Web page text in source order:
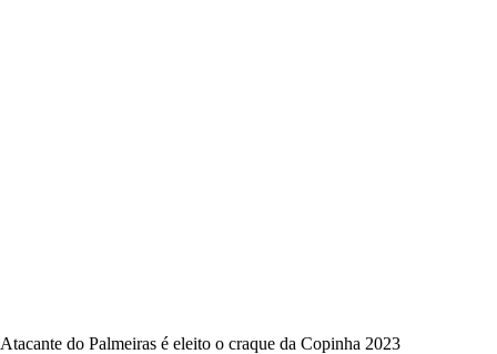
Atacante do Palmeiras é eleito o craque da Copinha 2023